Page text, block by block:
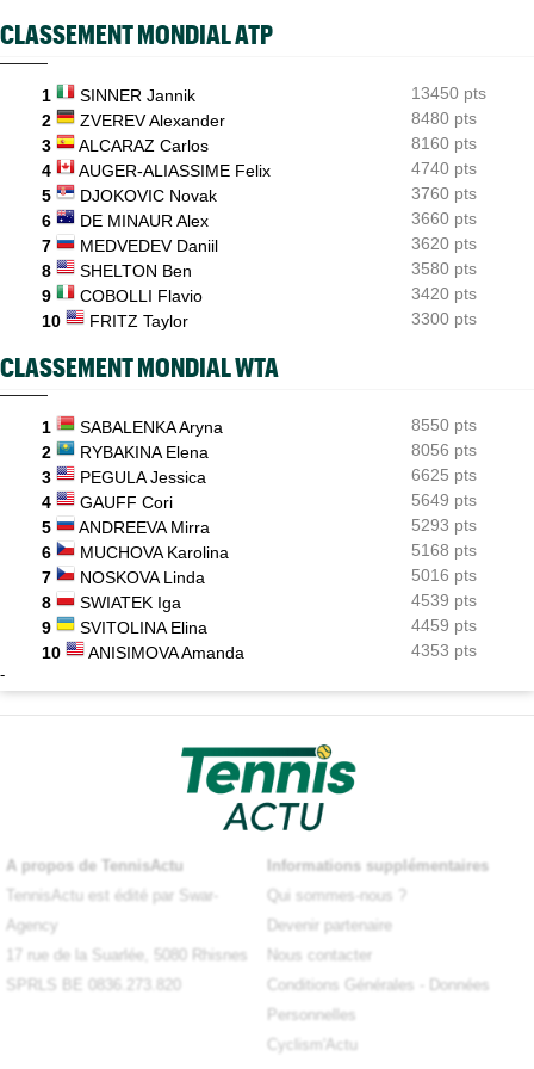
Tous les résultats du samedi 8 août 2026 et de la nuit
Joao Fonseca a taquiné Djokovic : "Il dit ça parce qu'il vieillit"
07:10
ATP - Montréal
Alexander Zverev s'est raté : "Le pire match de ma saison"
CLASSEMENT MONDIAL ATP
1 SINNER Jannik
13450 pts
2
ZVEREV Alexander
8480 pts
3
ALCARAZ Carlos
8160 pts
4
AUGER-ALIASSIME Felix
4740 pts
5
DJOKOVIC Novak
3760 pts
6
DE MINAUR Alex
3660 pts
7
MEDVEDEV Daniil
3620 pts
8
SHELTON Ben
3580 pts
9
COBOLLI Flavio
3420 pts
10
FRITZ Taylor 3300 pts
CLASSEMENT MONDIAL WTA
1 SABALENKA Aryna
8550 pts
2
RYBAKINA Elena
8056 pts
3
PEGULA Jessica
6625 pts
4
GAUFF Cori
5649 pts
5
ANDREEVA Mirra
5293 pts
6
MUCHOVA Karolina
5168 pts
7
NOSKOVA Linda
5016 pts
8
SWIATEK Iga
4539 pts
9
SVITOLINA Elina
4459 pts
10
ANISIMOVA Amanda 4353 pts
-
A propos de TennisActu
TennisActu est édité par Swar-
Agency
17 rue de la Suarlée, 5080 Rhisnes
SPRLS BE 0836.273.820
Informations supplémentaires
Qui sommes-nous ?
Devenir partenaire
Nous contacter
Conditions Générales
Données
Personnelles
Cyclism'Actu